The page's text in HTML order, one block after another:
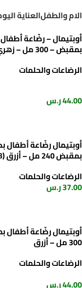
الام والطفلالعناية
أوبتيمال – رضّاعة أطفال
بمقبض – 300 مل – زهري
الرضاعات والحلمات
44.00ر.س
أوبتيمال رضّاعة أطفال
بمقبض 240 مل – أزرق (B) 1032
الرضاعات والحلمات
37.00ر.س
أوبتيمال رضّاعة
300 مل – أزرق
الرضاعات والحلمات
44.00ر.س